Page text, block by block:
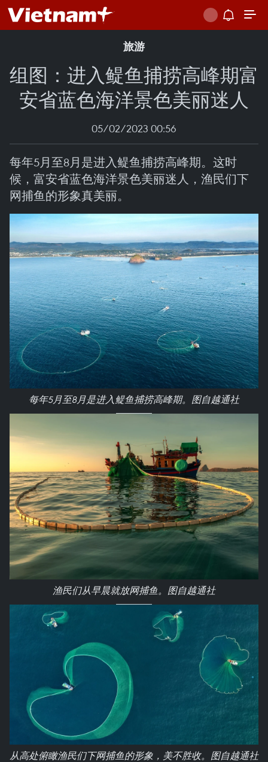
旅游
组图：进入鳀鱼捕捞高峰期富
安省蓝色海洋景色美丽迷人
05/02/2023 00:56
每年5月至8月是进入鳀鱼捕捞高峰期。这时
候，富安省蓝色海洋景色美丽迷人，渔民们下
网捕鱼的形象真美丽。
每年5月至8月是进入鳀鱼捕捞高峰期。图自越通社
渔民们从早晨就放网捕鱼。图自越通社
从高处俯瞰渔民们下网捕鱼的形象，美不胜收。图自越通社